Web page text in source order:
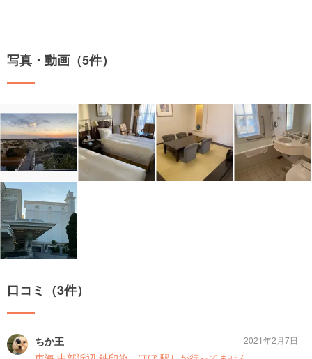
写真・動画（5件）
口コミ（3件）
ちか王
2021年2月7日